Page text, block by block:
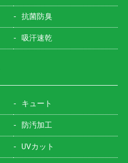
抗菌防臭
吸汗速乾
キュート
防汚加工
UVカット